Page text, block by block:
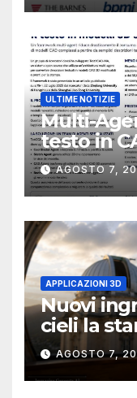
navale
ULTIME NOTIZIE
Multi-
testo in
meno
AGOSTO 7,
APPLICAZIONI 3D
Nuovi
cieli la
un
Little
AGOSTO 7,